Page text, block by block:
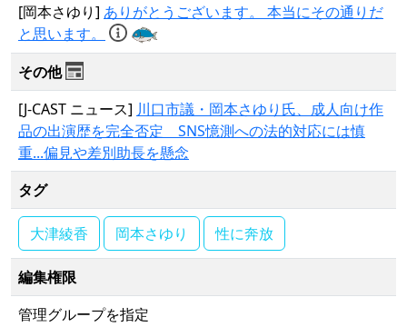
[岡本さゆり] ありがとうございます。 本当にその通りだ
と思います。
その他
[J-CAST ニュース] 川口市議・岡本さゆり氏、成人向け作
品の出演歴を完全否定 SNS憶測への法的対応には慎
重...偏見や差別助長を懸念
タグ
大津綾香 岡本さゆり 性に奔放
編集権限
管理グループを指定